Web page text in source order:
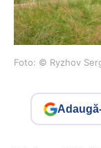
Foto: © Ryzhov